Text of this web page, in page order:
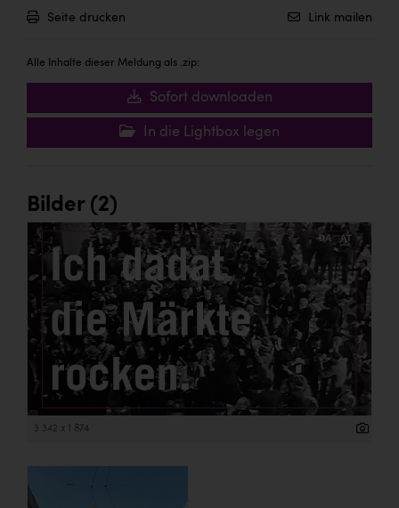
Schwingshandl - automation technology gmbh
Smurfit Westrock Nettingsdorf
TCL
TGW Logistics
VERITAS
Vier Diamanten
Vorlagenportal
Wir besiegen Krebs
Wirtschaftskammer OÖ
ZGONC
ZULuft - Zukunft Luft Austria
Seite drucken Link mailen
Alle Inhalte dieser Meldung als .zip:
Sofort downloaden
In die Lightbox legen
Bilder (2)
3 342 x 1 874